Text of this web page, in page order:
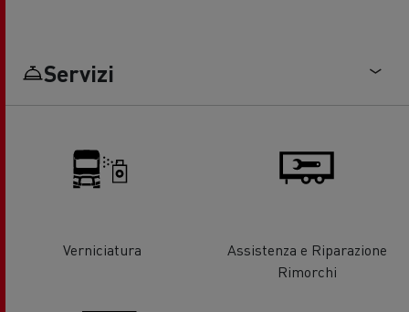
Servizi
Verniciatura
Assistenza e Riparazione
Rimorchi